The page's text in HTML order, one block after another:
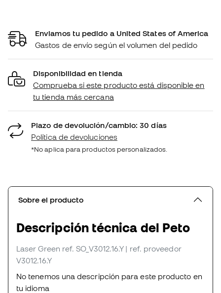
Enviamos tu pedido a United States of America
Gastos de envío según el volumen del pedido
Disponibilidad en tienda
Comprueba si este producto está disponible en
tu tienda más cercana
Plazo de devolución/cambio: 30 días
Política de devoluciones
*No aplica para productos personalizados.
Sobre el producto
Descripción técnica del Peto
Laser Green ref. SO_V3012.16.Y | ref. proveedor
V3012.16.Y
No tenemos una descripción para este producto en
tu idioma